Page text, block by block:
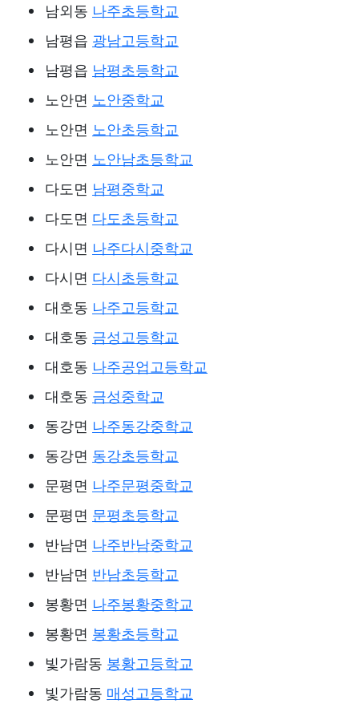
남외동 나주초등학교
남평읍 광남고등학교
남평읍 남평초등학교
노안면 노안중학교
노안면 노안초등학교
노안면 노안남초등학교
다도면 남평중학교
다도면 다도초등학교
다시면 나주다시중학교
다시면 다시초등학교
대호동 나주고등학교
대호동 금성고등학교
대호동 나주공업고등학교
대호동 금성중학교
동강면 나주동강중학교
동강면 동강초등학교
문평면 나주문평중학교
문평면 문평초등학교
반남면 나주반남중학교
반남면 반남초등학교
봉황면 나주봉황중학교
봉황면 봉황초등학교
빛가람동 봉황고등학교
빛가람동 매성고등학교